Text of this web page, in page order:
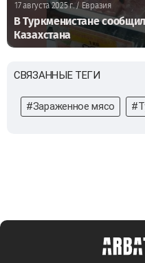
17 августа 2025 г./ Евразия
В Туркменистане
Казахстана
СВЯЗАННЫЕ ТЕГИ
#Зараженное мясо